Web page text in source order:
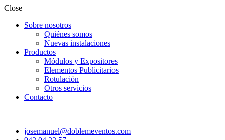
Close
Sobre nosotros
Quiénes somos
Nuevas instalaciones
Productos
Módulos y Expositores
Elementos Publicitarios
Rotulación
Otros servicios
Contacto
josemanuel@doblemeventos.com